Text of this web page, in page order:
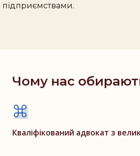
підприємствами.
Чому нас
Кваліфікований адвокат з